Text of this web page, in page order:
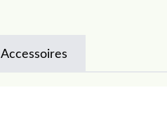
Accessoires